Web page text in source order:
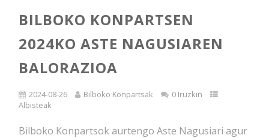
BILBOKO KONPARTSEN
2024KO ASTE NAGUSIAREN
BALORAZIOA
2024-08-26 Bilboko Konpartsak
0 Iruzkin
Albisteak
Bilboko Konpartsok aurtengo Aste Nagusiari agur